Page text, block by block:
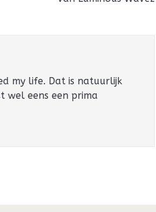
my life. Dat is natuurlijk
wel eens een prima